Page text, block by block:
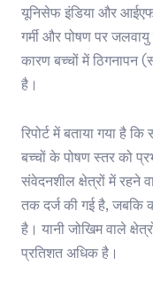
यूनिसेफ इंडिया और
गर्मी और पोषण पर
कारण बच्चों में ठिगनापन
है।
रिपोर्ट में बताया गया है
बच्चों के पोषण स्तर को
संवेदनशील क्षेत्रों में रहने
तक दर्ज की गई है, जबकि
है। यानी जोखिम वाले
प्रतिशत अधिक है।